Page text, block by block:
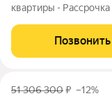
квартиры - Рассрочка
7% на 7 лет -
Ипотека для всех на
Позвонить
51 306 300₽ –12%